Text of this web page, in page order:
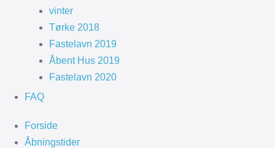
vinter
Tørke 2018
Fastelavn 2019
Åbent Hus 2019
Fastelavn 2020
FAQ
Forside
Åbningstider